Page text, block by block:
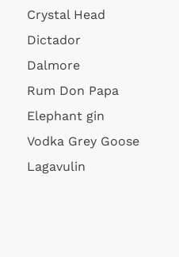
Crystal Head
Dictador
Dalmore
Rum Don Papa
Elephant gin
Vodka Grey Goose
Lagavulin